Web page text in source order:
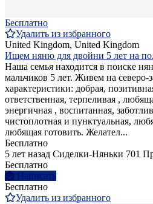
Бесплатно
Удалить из избранного
United Kingdom, United Kingdom
Ищем няню для двойни 5 лет на
Наша семья находится в поиске
мальчиков 5 лет. Живем на
характеристики: добрая,
ответственная, терпеливая ,
энергичная , воспитанная,
чистоплотная и пунктуальная,
любящая готовить. Желател...
Бесплатно
5 лет назад Сиделки-Няньки 701
Бесплатно
Написать
Бесплатно
Удалить из избранного